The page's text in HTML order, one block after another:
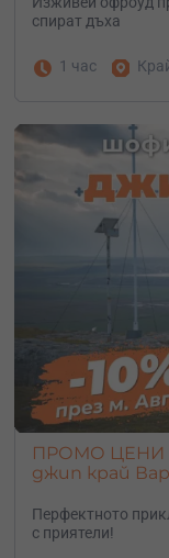
спират дъха
1 час
ПРОМО ЦЕНИ
джип край
Перфектното
с приятели!